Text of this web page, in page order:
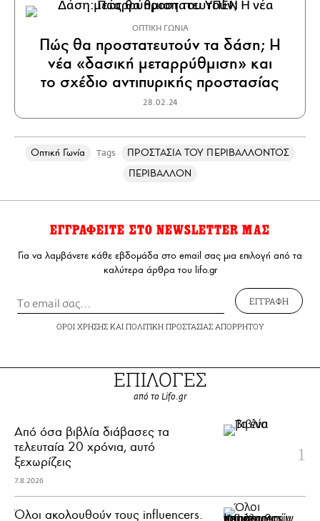
ΟΠΤΙΚΗ ΓΩΝΙΑ
Πώς θα προστατευτούν τα δάση; Η
νέα «δασική μεταρρύθμιση» και
το σχέδιο αντιπυρικής προστασίας
28.02.24
Οπτική Γωνία Tags
ΠΡΟΣΤΑΣΙΑ ΤΟΥ ΠΕΡΙΒΑΛΛΟΝΤΟΣ
ΠΕΡΙΒΑΛΛΟΝ
ΕΓΓΡΑΦΕΙΤΕ ΣΤΟ NEWSLETTER ΜΑΣ
Για να λαμβάνετε κάθε εβδομάδα στο email σας μια επιλογή από τα
καλύτερα άρθρα του lifo.gr
ΕΓΓΡΑΦΗ
ΟΡΟΙ ΧΡΗΣΗΣΚΑΙ ΠΟΛΙΤΙΚΗ ΠΡΟΣΤΑΣΙΑΣ ΑΠΟΡΡΗΤΟΥ
ΕΠΙΛΟΓΕΣ
από το Lifo.gr
Από όσα βιβλία διάβασες τα
τελευταία 20 χρόνια, αυτό
ξεχωρίζεις
7.8.2026
Όλοι ακολουθούν τους influencers.